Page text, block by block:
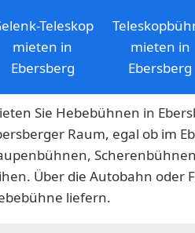
Teleskop
mieten in
Ebersberg
mieten in
Ebersberg
Sie Hebebühnen in
Raum, egal ob im
Über die Autobahn
liefern.